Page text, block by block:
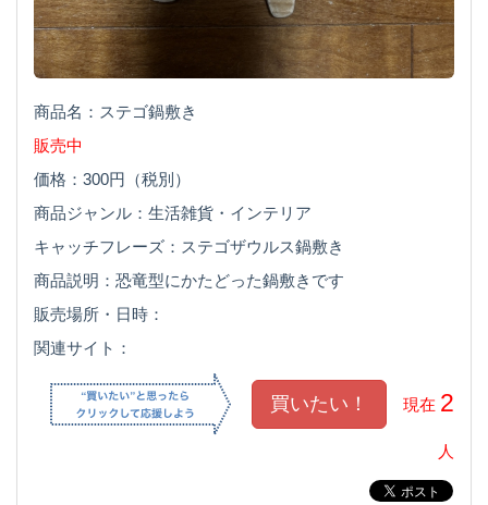
商品名：ステゴ鍋敷き
販売中
価格：300円（税別）
商品ジャンル：生活雑貨・インテリア
キャッチフレーズ：ステゴザウルス鍋敷き
商品説明：恐竜型にかたどった鍋敷きです
販売場所・日時：
関連サイト：
現在 2
人